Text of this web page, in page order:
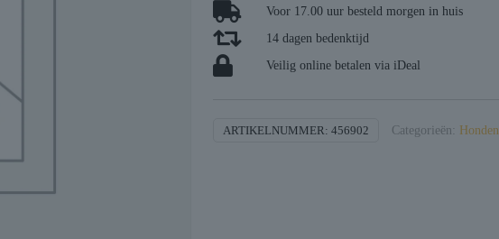
Voor 17.00 uur besteld morgen in huis
14 dagen bedenktijd
Veilig online betalen via iDeal
ARTIKELNUMMER: 456902 Categorieën: Honden